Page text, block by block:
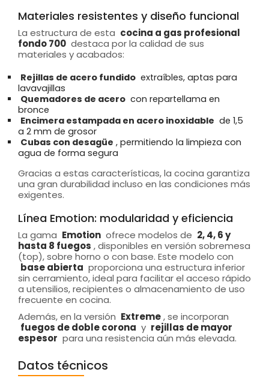
Materiales resistentes y diseño funcional
La estructura de esta cocina a gas profesional
fondo 700 destaca por la calidad de sus
materiales y acabados:
Rejillas de acero fundido extraíbles, aptas para
lavavajillas
Quemadores de acero con repartellama en
bronce
Encimera estampada en acero inoxidable de 1,5
a 2 mm de grosor
Cubas con desagüe , permitiendo la limpieza con
agua de forma segura
Gracias a estas características, la cocina garantiza
una gran durabilidad incluso en las condiciones más
exigentes.
Línea Emotion: modularidad y eficiencia
La gama Emotion ofrece modelos de 2, 4, 6 y
hasta 8 fuegos , disponibles en versión sobremesa
(top), sobre horno o con base. Este modelo con
base abierta proporciona una estructura inferior
sin cerramiento, ideal para facilitar el acceso rápido
a utensilios, recipientes o almacenamiento de uso
frecuente en cocina.
Además, en la versión Extreme, se incorporan
fuegos de doble corona y rejillas de mayor
espesor para una resistencia aún más elevada.
Datos técnicos